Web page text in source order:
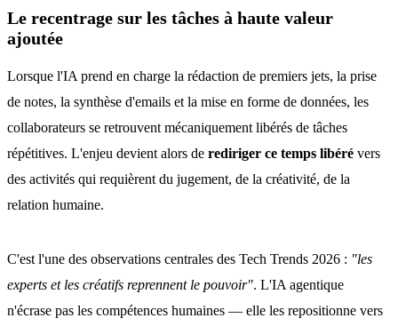
Le recentrage sur les tâches à haute valeur
ajoutée
Lorsque l'IA prend en charge la rédaction de premiers jets, la prise
de notes, la synthèse d'emails et la mise en forme de données, les
collaborateurs se retrouvent mécaniquement libérés de tâches
répétitives. L'enjeu devient alors de rediriger ce temps libéré vers
des activités qui requièrent du jugement, de la créativité, de la
relation humaine.
C'est l'une des observations centrales des Tech Trends 2026 : "les
experts et les créatifs reprennent le pouvoir". L'IA agentique
n'écrase pas les compétences humaines — elle les repositionne vers